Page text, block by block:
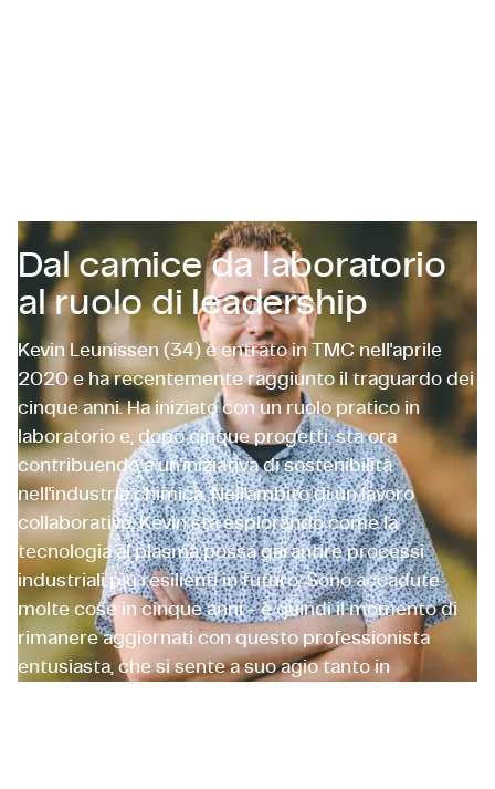
Dal camice da laboratorio
al ruolo di leadership
Kevin Leunissen (34) è entrato in TMC nell'aprile
2020 e ha recentemente raggiunto il traguardo dei
cinque anni. Ha iniziato con un ruolo pratico in
laboratorio e, dopo cinque progetti, sta ora
contribuendo a un'iniziativa di sostenibilità
nell'industria chimica. Nell'ambito di un lavoro
collaborativo, Kevin sta esplorando come la
tecnologia al plasma possa garantire processi
industriali più resilienti in futuro. Sono accadute
molte cose in cinque anni - è quindi il momento di
rimanere aggiornati con questo professionista
entusiasta, che si sente a suo agio tanto in